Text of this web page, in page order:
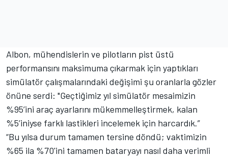
Albon, mühendislerin ve pilotların pist üstü
performansını maksimuma çıkarmak için yaptıkları
simülatör çalışmalarındaki değişimi şu oranlarla gözler
önüne serdi: "Geçtiğimiz yıl simülatör mesaimizin
%95’ini araç ayarlarını mükemmelleştirmek, kalan
%5’iniyse farklı lastikleri incelemek için harcardık.”
“Bu yılsa durum tamamen tersine döndü; vaktimizin
%65 ila %70'ini tamamen bataryayı nasıl daha verimli